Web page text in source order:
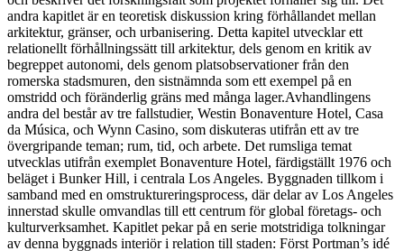
andra kapitlet är en teoretisk diskussion kring förhållandet mellan
arkitektur, gränser, och urbanisering. Detta kapitel utvecklar ett
relationellt förhållningssätt till arkitektur, dels genom en kritik av
begreppet autonomi, dels genom platsobservationer från den
romerska stadsmuren, den sistnämnda som ett exempel på en
omstridd och föränderlig gräns med många lager.Avhandlingens
andra del består av tre fallstudier, Westin Bonaventure Hotel, Casa
da Música, och Wynn Casino, som diskuteras utifrån ett av tre
övergripande teman; rum, tid, och arbete. Det rumsliga temat
utvecklas utifrån exemplet Bonaventure Hotel, färdigställt 1976 och
beläget i Bunker Hill, i centrala Los Angeles. Byggnaden tillkom i
samband med en omstruktureringsprocess, där delar av Los Angeles
innerstad skulle omvandlas till ett centrum för global företags- och
kulturverksamhet. Kapitlet pekar på en serie motstridiga tolkningar
av denna byggnads interiör i relation till staden: Först Portman’s idé